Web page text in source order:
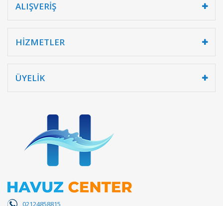
ALIŞVERİŞ
HİZMETLER
ÜYELİK
02124858815